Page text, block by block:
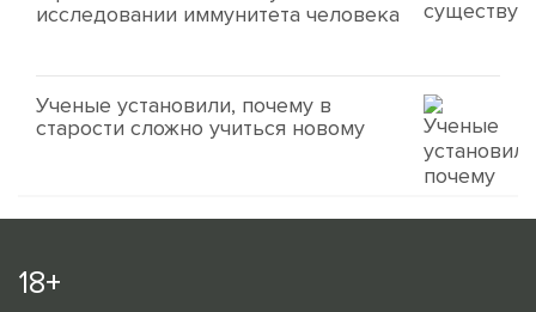
исследовании иммунитета человека
Ученые установили, почему в
старости сложно учиться новому
18+